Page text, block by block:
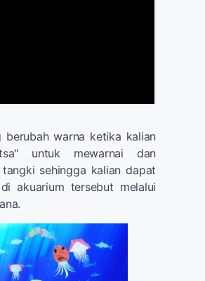
warna ketika kalian
untuk mewarnai dan
sehingga kalian dapat
akuarium tersebut melalui